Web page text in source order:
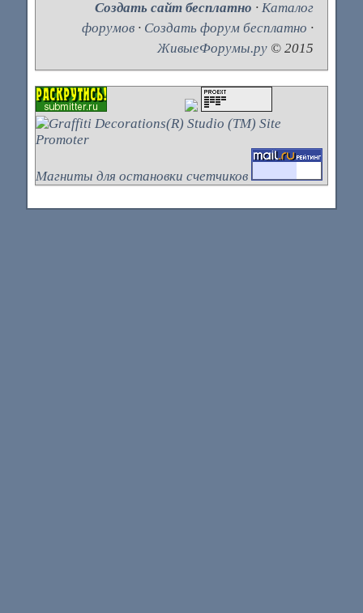
Создать сайт бесплатно ·Каталог
форумов · Создать форум бесплатно ·
ЖивыеФорумы.ру © 2015
Магниты для остановки счетчиков